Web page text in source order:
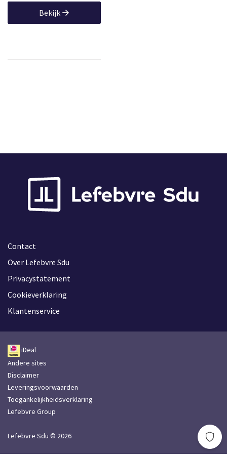
Bekijk
Contact
Over Lefebvre Sdu
Privacystatement
Cookieverklaring
Klantenservice
Lefebvre Sdu © 2026
iDeal
Andere sites
Disclaimer
Leveringsvoorwaarden
Toegankelijkheidsverklaring
Lefebvre Group